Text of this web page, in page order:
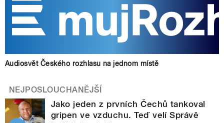
Audiosvět Českého rozhlasu na jednom místě
NEJPOSLOUCHANĚJŠÍ
Jako jeden z prvních Čechů tankoval
gripen ve vzduchu. Teď velí Správě